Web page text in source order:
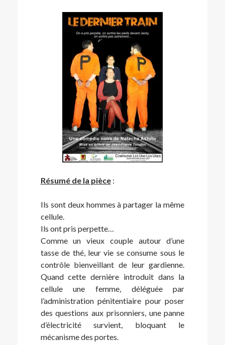
Résumé de la pièce:
Ils sont deux hommes à partager la même
cellule.
Ils ont pris perpette…
Comme un vieux couple autour d’une
tasse de thé, leur vie se consume sous le
contrôle bienveillant de leur gardienne.
Quand cette dernière introduit dans la
cellule une femme, déléguée par
l’administration pénitentiaire pour poser
des questions aux prisonniers, une panne
d’électricité survient, bloquant le
mécanisme des portes.